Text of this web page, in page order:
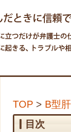
TOP > B型
目次